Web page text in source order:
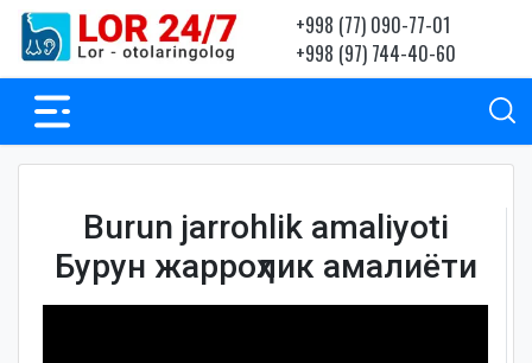
+998 (77) 090-77-01
+998 (97) 744-40-60
Burun jarrohlik amaliyoti
Бурун жарроҳлик амалиёти